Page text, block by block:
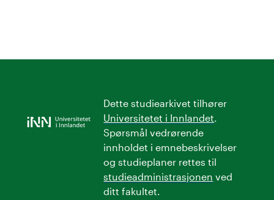
Dette studiearkivet tilhører
Universitetet i Innlandet
Spørsmål vedrørende
innholdet i emnebeskrivelser
og studieplaner rettes til
studieadministrasjonen ved
ditt fakultet.